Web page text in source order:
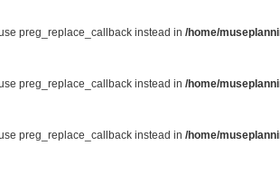
preg_replace_callback instead in /home/
preg_replace_callback instead in /home/
preg_replace_callback instead in /home/